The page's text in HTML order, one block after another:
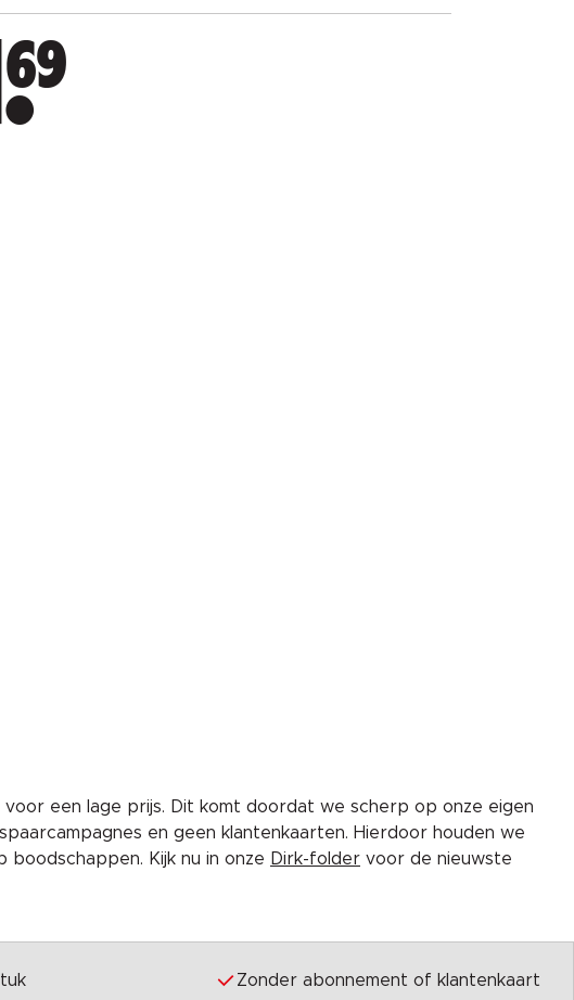
69
een lage prijs. Dit komt doordat we scherp op onze eigen
en geen klantenkaarten. Hierdoor houden we
Kijk nu in onze Dirk-folder voor de nieuwste
Zonder abonnement of klantenkaart